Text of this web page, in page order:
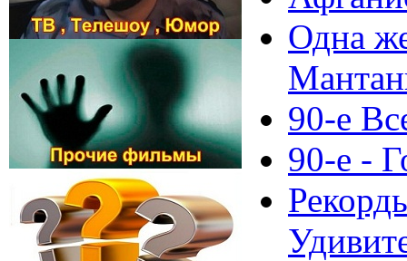
Одна
90-е
90-е -